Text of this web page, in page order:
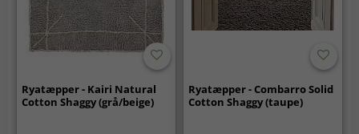
Ryatæpper - Kairi Natural
Cotton Shaggy (grå/beige)
Ryatæpper - Combarro Solid
Cotton Shaggy (taupe)